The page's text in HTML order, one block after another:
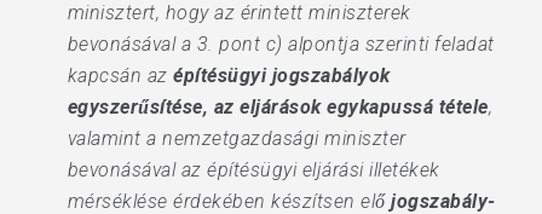
minisztert, hogy az érintett miniszterek
bevonásával a 3. pont c) alpontja szerinti feladat
kapcsán azépítésügyi jogszabályok
egyszerűsítése, az eljárások egykapussá tétele,
valamint a nemzetgazdasági miniszter
bevonásával az építésügyi eljárási illetékek
mérséklése érdekében készítsen előjogszabály-